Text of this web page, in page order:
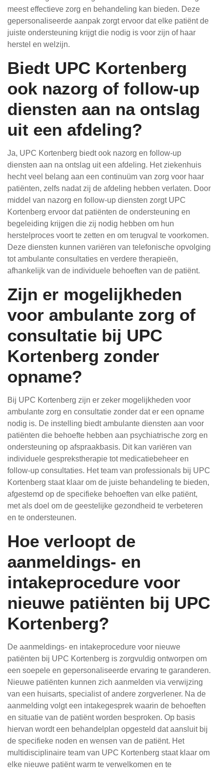
meest effectieve zorg en behandeling kan bieden. Deze
gepersonaliseerde aanpak zorgt ervoor dat elke patiënt de
juiste ondersteuning krijgt die nodig is voor zijn of haar
herstel en welzijn.
Biedt UPC Kortenberg
ook nazorg of follow-up
diensten aan na ontslag
uit een afdeling?
Ja, UPC Kortenberg biedt ook nazorg en follow-up
diensten aan na ontslag uit een afdeling. Het ziekenhuis
hecht veel belang aan een continuüm van zorg voor haar
patiënten, zelfs nadat zij de afdeling hebben verlaten. Door
middel van nazorg en follow-up diensten zorgt UPC
Kortenberg ervoor dat patiënten de ondersteuning en
begeleiding krijgen die zij nodig hebben om hun
herstelproces voort te zetten en om terugval te voorkomen.
Deze diensten kunnen variëren van telefonische opvolging
tot ambulante consultaties en verdere therapieën,
afhankelijk van de individuele behoeften van de patiënt.
Zijn er mogelijkheden
voor ambulante zorg of
consultatie bij UPC
Kortenberg zonder
opname?
Bij UPC Kortenberg zijn er zeker mogelijkheden voor
ambulante zorg en consultatie zonder dat er een opname
nodig is. De instelling biedt ambulante diensten aan voor
patiënten die behoefte hebben aan psychiatrische zorg en
ondersteuning op afspraakbasis. Dit kan variëren van
individuele gesprekstherapie tot medicatiebeheer en
follow-up consultaties. Het team van professionals bij UPC
Kortenberg staat klaar om de juiste behandeling te bieden,
afgestemd op de specifieke behoeften van elke patiënt,
met als doel om de geestelijke gezondheid te verbeteren
en te ondersteunen.
Hoe verloopt de
aanmeldings- en
intakeprocedure voor
nieuwe patiënten bij UPC
Kortenberg?
De aanmeldings- en intakeprocedure voor nieuwe
patiënten bij UPC Kortenberg is zorgvuldig ontworpen om
een soepele en gepersonaliseerde ervaring te garanderen.
Nieuwe patiënten kunnen zich aanmelden via verwijzing
van een huisarts, specialist of andere zorgverlener. Na de
aanmelding volgt een intakegesprek waarin de behoeften
en situatie van de patiënt worden besproken. Op basis
hiervan wordt een behandelplan opgesteld dat aansluit bij
de specifieke noden en wensen van de patiënt. Het
multidisciplinaire team van UPC Kortenberg staat klaar om
elke nieuwe patiënt warm te verwelkomen en te